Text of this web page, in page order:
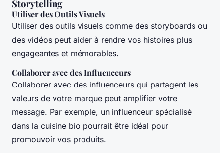
Storytelling
Utiliser des Outils Visuels
Utiliser des outils visuels comme des storyboards ou
des vidéos peut aider à rendre vos histoires plus
engageantes et mémorables.
Collaborer avec des Influenceurs
Collaborer avec des influenceurs qui partagent les
valeurs de votre marque peut amplifier votre
message. Par exemple, un influenceur spécialisé
dans la cuisine bio pourrait être idéal pour
promouvoir vos produits.